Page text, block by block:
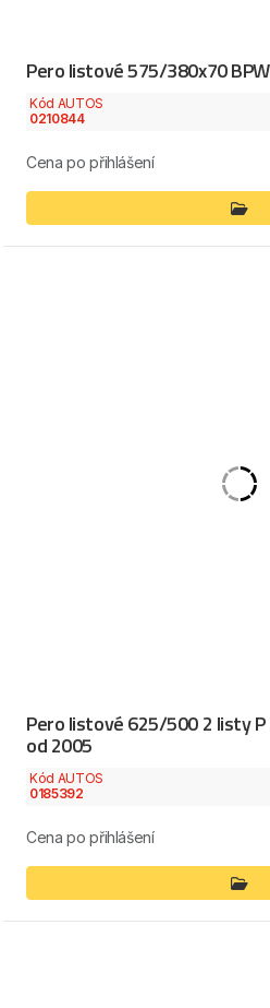
Pero listové 575/380x70 BPW
Kód AUTOS
0210844
Cena po přihlášení
Pero listové 625/500 2 listy P
od 2005
Kód AUTOS
0185392
Cena po přihlášení